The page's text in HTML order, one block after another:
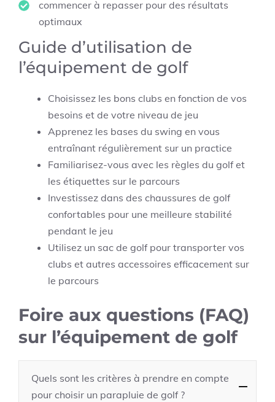
commencer à repasser pour des résultats
optimaux
Guide d’utilisation de
l’équipement de golf
Choisissez les bons clubs en fonction de vos
besoins et de votre niveau de jeu
Apprenez les bases du swing en vous
entraînant régulièrement sur un practice
Familiarisez-vous avec les règles du golf et
les étiquettes sur le parcours
Investissez dans des chaussures de golf
confortables pour une meilleure stabilité
pendant le jeu
Utilisez un sac de golf pour transporter vos
clubs et autres accessoires efficacement sur
le parcours
Foire aux questions (FAQ)
sur l’équipement de golf
Quels sont les critères à prendre en compte
pour choisir un parapluie de golf ?